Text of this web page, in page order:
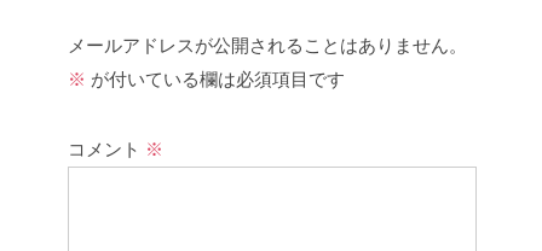
メールアドレスが公開されることはありません。
※ が付いている欄は必須項目です
コメント ※